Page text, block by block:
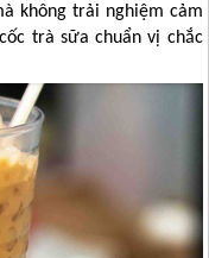
không trải nghiệm cảm
trà sữa chuẩn vị chắc